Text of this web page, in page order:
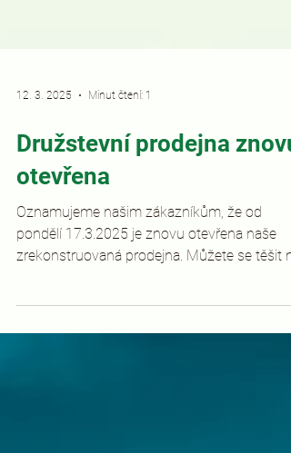
12. 3. 2025 Minut čtení: 1
Družstevní prodejna znovu
otevřena
Oznamujeme našim zákazníkům, že od